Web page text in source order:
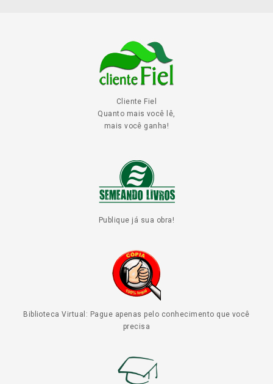
Cliente Fiel
Quanto mais você lê,
mais você ganha!
Publique já sua obra!
Biblioteca Virtual: Pague apenas pelo conhecimento que você
precisa